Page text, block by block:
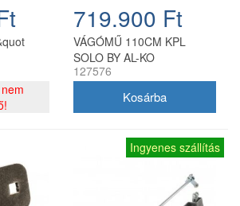
719.900 Ft
VÁGÓMŰ 110CM KPL
SOLO BY AL-KO
127576
Ingyenes szállítás